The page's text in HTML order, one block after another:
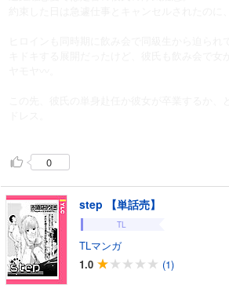
0
step 【単話売】
TL
TLマンガ
1.0
(1)